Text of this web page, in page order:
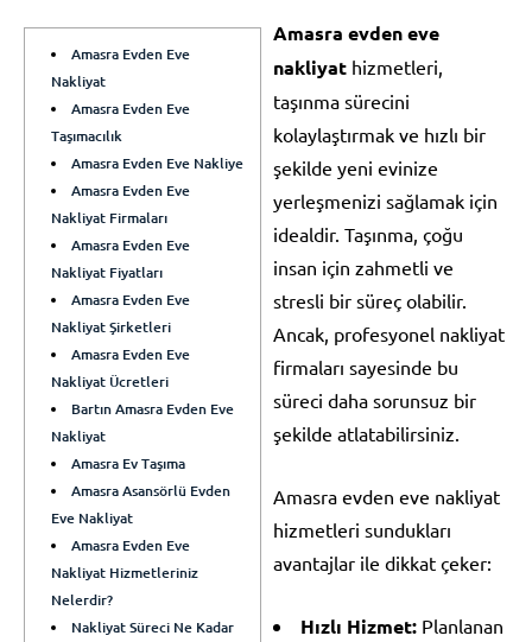
Amasra Evden Eve
Nakliyat
Amasra Evden Eve
Taşımacılık
Amasra Evden Eve Nakliye
Amasra Evden Eve
Nakliyat Firmaları
Amasra Evden Eve
Nakliyat Fiyatları
Amasra Evden Eve
Nakliyat Şirketleri
Amasra Evden Eve
Nakliyat Ücretleri
Bartın Amasra Evden Eve
Nakliyat
Amasra Ev Taşıma
Amasra Asansörlü Evden
Eve Nakliyat
Amasra Evden Eve
Nakliyat Hizmetleriniz
Nelerdir?
Nakliyat Süreci Ne Kadar
Amasra evden eve
nakliyat hizmetleri,
taşınma sürecini
kolaylaştırmak ve hızlı bir
şekilde yeni evinize
yerleşmenizi sağlamak için
idealdir. Taşınma, çoğu
insan için zahmetli ve
stresli bir süreç olabilir.
Ancak, profesyonel nakliyat
firmaları sayesinde bu
süreci daha sorunsuz bir
şekilde atlatabilirsiniz.
Amasra evden eve nakliyat
hizmetleri sundukları
avantajlar ile dikkat çeker:
Hızlı Hizmet: Planlanan